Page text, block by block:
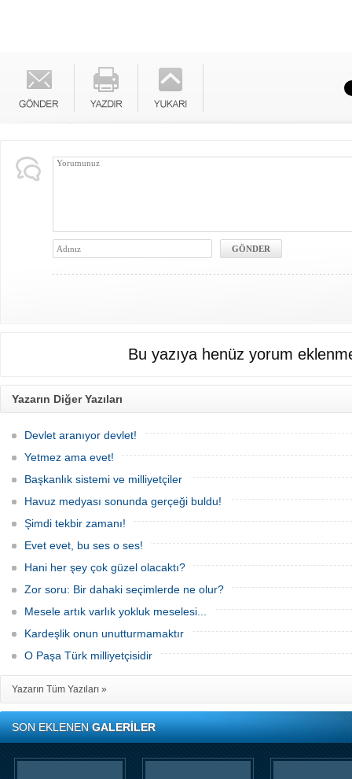
Bu yazıya henüz yorum
Yazarın Diğer Yazıları
Devlet aranıyor devlet!
Yetmez ama evet!
Başkanlık sistemi ve milliyetçiler
Havuz medyası sonunda gerçeği buldu!
Şimdi tekbir zamanı!
Evet evet, bu ses o ses!
Hani her şey çok güzel olacaktı?
Zor soru: Bir dahaki seçimlerde ne olur?
Mesele artık varlık yokluk meselesi...
Kardeşlik onun unutturmamaktır
O Paşa Türk milliyetçisidir
Yazarın Tüm Yazıları »
SON EKLENENGALERİLER